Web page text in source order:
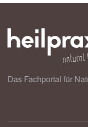
Das Fachportal für